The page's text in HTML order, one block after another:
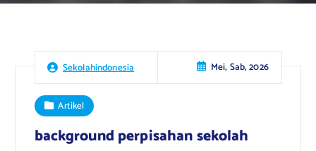
Sekolahindonesia Mei, Sab, 2026
Artikel
background perpisahan sekolah